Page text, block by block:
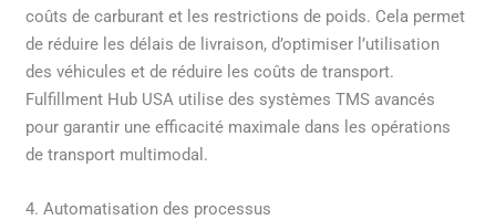
coûts de carburant et les restrictions de poids. Cela permet
de réduire les délais de livraison, d’optimiser l’utilisation
des véhicules et de réduire les coûts de transport.
Fulfillment Hub USA utilise des systèmes TMS avancés
pour garantir une efficacité maximale dans les opérations
de transport multimodal.
4. Automatisation des processus